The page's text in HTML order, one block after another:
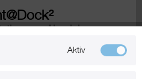
aus Aluminium
Aktiv